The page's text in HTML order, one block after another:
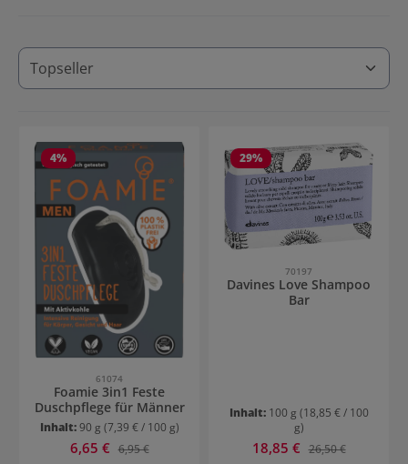
4%
61074
Foamie 3in1 Feste
Duschpflege für Männer
Inhalt:90 g (7,39 € / 100 g)
Verkaufspreis:
6,65 € Regulärer Preis:
6,95 €
29%
70197
Davines Love Shampoo
Bar
Inhalt: 100 g (18,85 € / 100
g)
Verkaufspreis:
18,85 € Regulärer Preis:
26,50 €